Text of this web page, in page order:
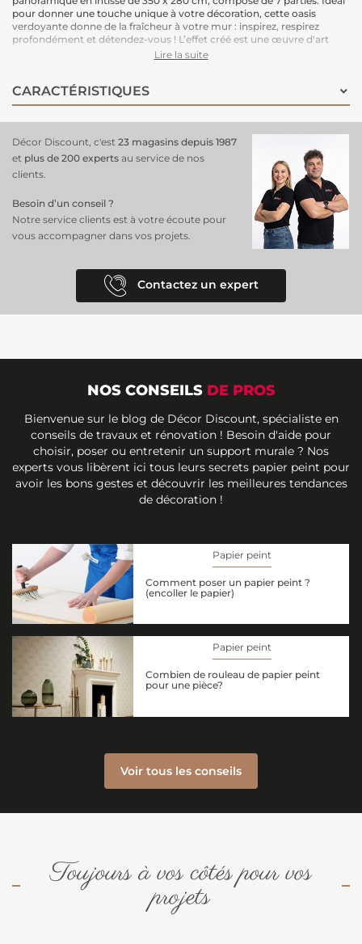
pour donner une touche unique à votre décoration, cette oasis
verdoyante donne de la fraîcheur à votre mur : inspirez, respirez
profondément et détendez-vous ! L’effet créé est une œuvre d'art
géante qui habille magnifiquement votre espace.
simplicité. Une solution pratique et esthétique.
Dimensions : 350 cm (largeur) x 280 cm (hauteur)
Lire la suite
CARACTÉRISTIQUES
Décor Discount, c'est 23 magasins depuis 1987
et plus de 200 experts au service de nos
clients.
Besoin d’un conseil ?
Notre service clients est à votre écoute pour
vous accompagner dans vos projets.
Contactez un expert
NOS CONSEILS DE PROS
Bienvenue sur le blog de Décor Discount, spécialiste en
conseils de travaux et rénovation ! Besoin d'aide pour
choisir, poser ou entretenir un support murale ? Nos
experts vous libèrent ici tous leurs secrets papier peint pour
avoir les bons gestes et découvrir les meilleures tendances
de décoration !
Papier peint
Comment poser un papier peint ?
(encoller le papier)
Papier peint
Combien de rouleau de papier peint
pour une pièce?
Voir tous les conseils
Toujours à vos côtés pour vos
projets